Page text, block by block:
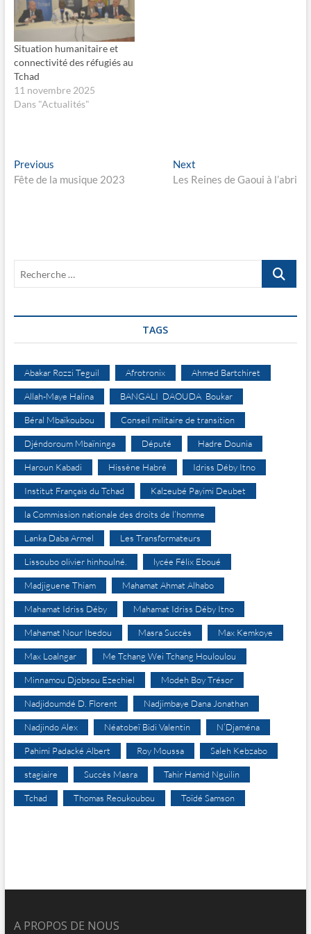
o
u
v
e
d
a
n
s
n
e
l
e
f
n
s
u
n
e
n
o
u
e
l
l
e
)
Situation humanitaire et
connectivité des réfugiés au
Tchad
11 novembre 2025
Dans "Actualités"
Navigation
de
PreviousPrevious
post:
Fête de la musique 2023
Next
post:
Les Reines de Gaoui à l’abri
Recherche
TAGS
Abakar Rozzi Teguil Afrotronix Ahmed Bartchiret
Allah-Maye Halina BANGALI DAOUDA Boukar
Béral Mbaïkoubou Conseil militaire de transition
Djéndoroum Mbaïninga Député Hadre Dounia
Haroun Kabadi Hissène Habré Idriss Déby Itno
Institut Français du Tchad Kalzeubé Payimi Deubet
la Commission nationale des droits de l’homme
Lanka Daba Armel Les Transformateurs
Lissoubo olivier hinhoulné. lycée Félix Eboué
Madjiguene Thiam Mahamat Ahmat Alhabo
Mahamat Idriss Déby Mahamat Idriss Déby Itno
Mahamat Nour Ibedou Masra Succès Max Kemkoye
Max Loalngar Me Tchang Wei Tchang Houloulou
Minnamou Djobsou Ezechiel Modeh Boy Trésor
Nadjidoumdé D. Florent Nadjimbaye Dana Jonathan
Nadjindo Alex Néatobeï Bidi Valentin N’Djaména
Pahimi Padacké Albert Roy Moussa Saleh Kebzabo
stagiaire Succès Masra Tahir Hamid Nguilin
Tchad Thomas Reoukoubou Toïdé Samson
A PROPOS DE NOUS